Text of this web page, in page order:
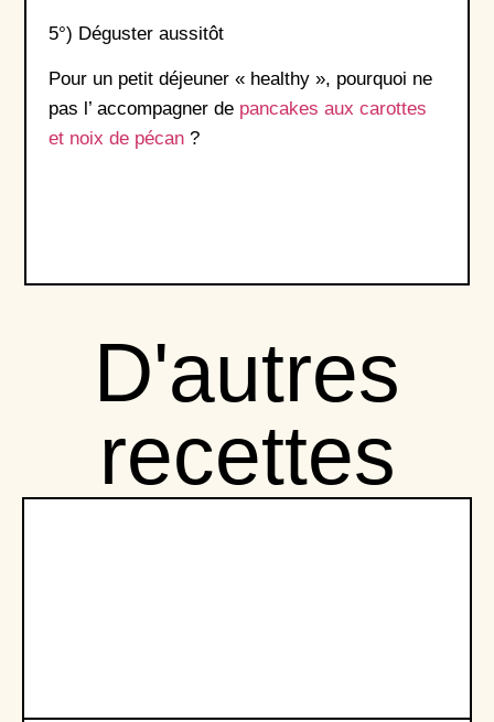
5°) Déguster aussitôt
Pour un petit déjeuner « healthy », pourquoi ne
pas l’ accompagner de pancakes aux carottes
et noix de pécan ?
D'autres
recettes